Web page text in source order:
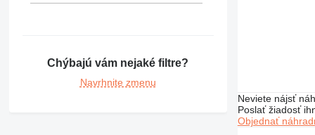
375
420
Chýbajú vám nejaké filtre?
Navrhnite zmenu
Neviete nájsť
Poslať žiadosť
Objednať